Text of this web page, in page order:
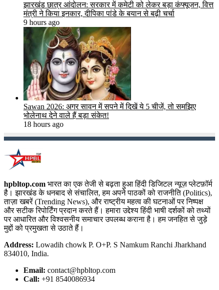
झारखंड छात्र आंदोलन: सरकार में कमेटी को लेकर बड़ा कंफ्यूजन, वित्त
मंत्री ने किया इनकार, दीपिका पांडे के बयान से बढ़ी चर्चा
9 hours ago
Sawan 2026: अगर सावन में सपने में दिखें ये 5 चीजें, तो समझिए
भोलेनाथ देने वाले हैं बड़ा संकेत!
18 hours ago
hpbltop.com भारत का एक तेजी से बढ़ता हुआ हिंदी डिजिटल न्यूज़ प्लेटफ़ॉर्म
है। झारखंड के धनबाद से संचालित, हम अपने पाठकों को राजनीति (Politics),
ताज़ा खबरें (Trending News), और राष्ट्रीय महत्व की घटनाओं पर निष्पक्ष
और सटीक रिपोर्टिंग प्रदान करते हैं। हमारा उद्देश्य हिंदी भाषी दर्शकों को तथ्यों
पर आधारित और विश्वसनीय समाचार उपलब्ध कराना है। हम जनहित से जुड़े
मुद्दों को प्रमुखता से उठाते हैं।
Address: Lowadih chowk P. O+P. S Namkum Ranchi Jharkhand
834010, India.
Email: contact@hpbltop.com
Call: +91 8540086934